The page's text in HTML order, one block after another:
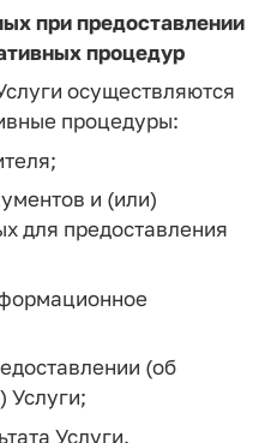
при предоставлении
процедур
осуществляются
процедуры:
и (или)
для предоставления
(об
Услуги;
Услуги.